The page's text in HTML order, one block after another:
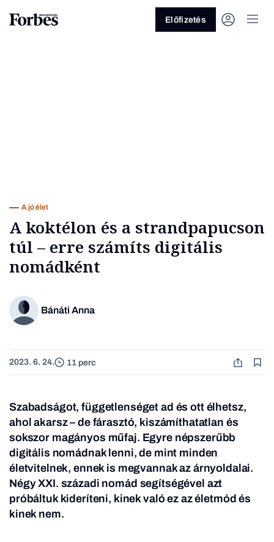
Előfizetés
A jó élet
A koktélon és a strandpapucson
túl – erre számíts digitális
nomádként
Bánáti Anna
2023. 6. 24. 11 perc
Szabadságot, függetlenséget ad és ott élhetsz,
ahol akarsz – de fárasztó, kiszámíthatatlan és
sokszor magányos műfaj. Egyre népszerűbb
digitális nomádnak lenni, de mint minden
életvitelnek, ennek is megvannak az árnyoldalai.
Négy XXI. századi nomád segítségével azt
próbáltuk kideríteni, kinek való ez az életmód és
kinek nem.